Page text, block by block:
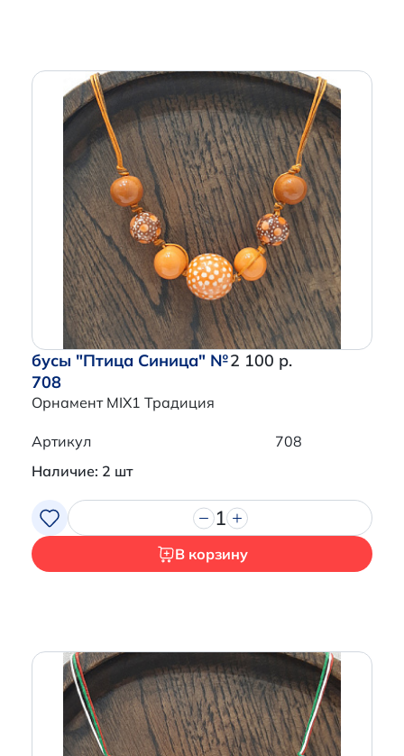
бусы "Птица Синица" №
708
Орнамент MIX1 Традиция
2 100 р.
Артикул
708
Наличие: 2 шт
1
В корзину